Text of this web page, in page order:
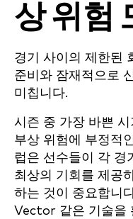
상 위험
경기 사이의 제한된
준비와 잠재적으로
미칩니다.
시즌 중 가장 바쁜
부상 위험에 부정적
럽은 선수들이 각 경
최상의 기회를 제공
하는 것이 중요합
Vector 같은 기술을